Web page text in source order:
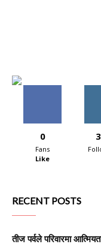
0
Fans
Like
RECENT POSTS
तीज पर्वले परिवारमा